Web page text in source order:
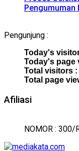
Pengumuman
Pengunjung :
Today's
Today's page
Total visitors :
Total page
Afiliasi
NOMOR :